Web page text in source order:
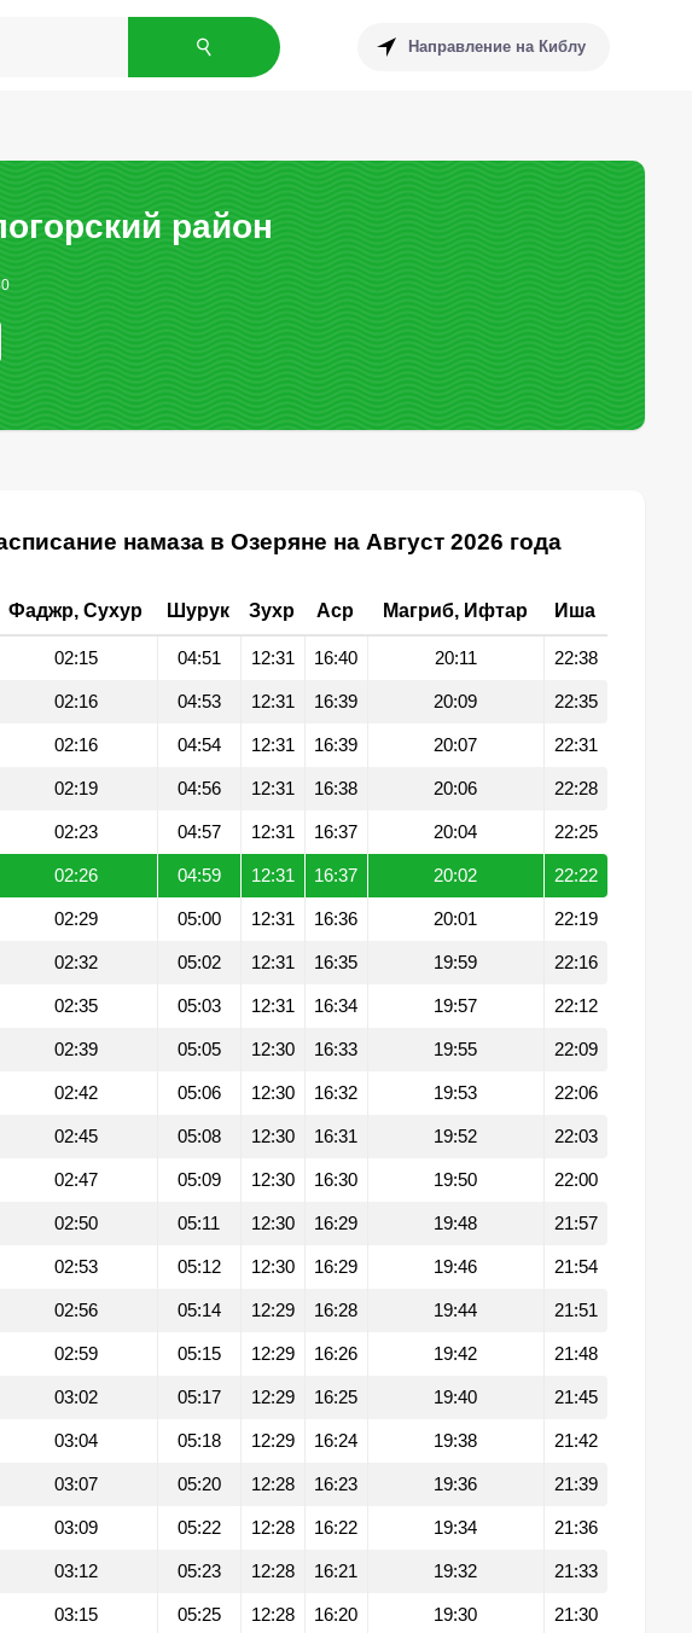
Направление на Киблу
район
намаза в Озеряне на Август 2026 года
Фаджр, Сухур Шурук Зухр Аср Магриб, Ифтар Иша
02:15 04:51 12:31 16:40 20:11 22:38
02:16 04:53 12:31 16:39 20:09 22:35
02:16 04:54 12:31 16:39 20:07 22:31
02:19 04:56 12:31 16:38 20:06 22:28
02:23 04:57 12:31 16:37 20:04 22:25
02:26 04:59 12:31 16:37 20:02 22:22
02:29 05:00 12:31 16:36 20:01 22:19
02:32 05:02 12:31 16:35 19:59 22:16
02:35 05:03 12:31 16:34 19:57 22:12
02:39 05:05 12:30 16:33 19:55 22:09
02:42 05:06 12:30 16:32 19:53 22:06
02:45 05:08 12:30 16:31 19:52 22:03
02:47 05:09 12:30 16:30 19:50 22:00
02:50 05:11 12:30 16:29 19:48 21:57
02:53 05:12 12:30 16:29 19:46 21:54
02:56 05:14 12:29 16:28 19:44 21:51
02:59 05:15 12:29 16:26 19:42 21:48
03:02 05:17 12:29 16:25 19:40 21:45
03:04 05:18 12:29 16:24 19:38 21:42
03:07 05:20 12:28 16:23 19:36 21:39
03:09 05:22 12:28 16:22 19:34 21:36
03:12 05:23 12:28 16:21 19:32 21:33
03:15 05:25 12:28 16:20 19:30 21:30